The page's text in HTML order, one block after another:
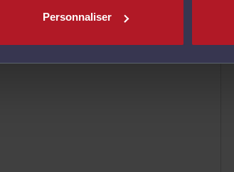
Personnaliser